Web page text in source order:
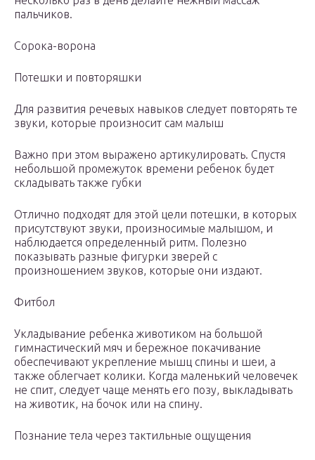
пальчиков.
Сорока-ворона
Потешки и повторяшки
Для развития речевых навыков следует повторять те
звуки, которые произносит сам малыш
Важно при этом выражено артикулировать. Спустя
небольшой промежуток времени ребенок будет
складывать также губки
Отлично подходят для этой цели потешки, в которых
присутствуют звуки, произносимые малышом, и
наблюдается определенный ритм. Полезно
показывать разные фигурки зверей с
произношением звуков, которые они издают.
Фитбол
Укладывание ребенка животиком на большой
гимнастический мяч и бережное покачивание
обеспечивают укрепление мышц спины и шеи, а
также облегчает колики. Когда маленький человечек
не спит, следует чаще менять его позу, выкладывать
на животик, на бочок или на спину.
Познание тела через тактильные ощущения